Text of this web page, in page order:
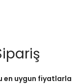
en uygun fiyatlarla